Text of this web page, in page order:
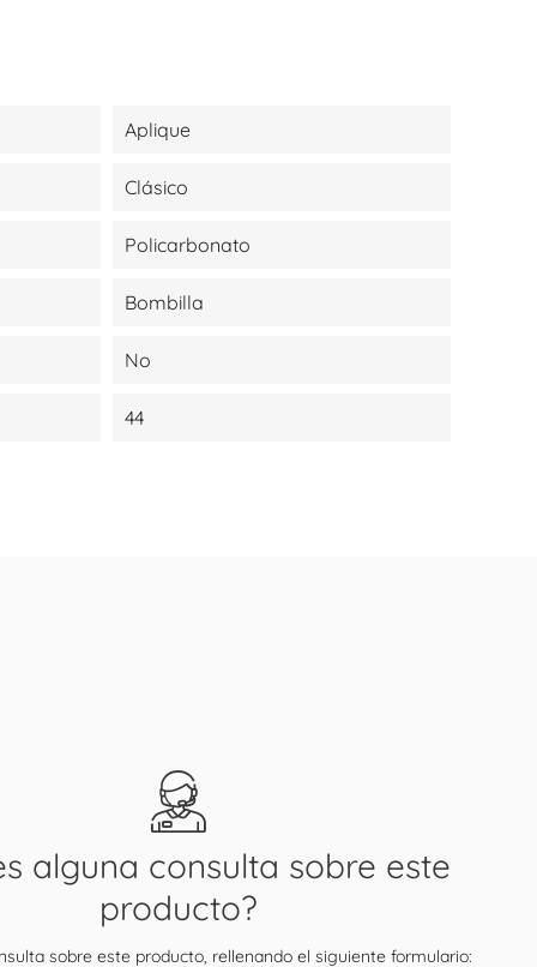
Aplique
Clásico
Policarbonato
Bombilla
No
44
alguna consulta sobre este
producto?
sobre este producto, rellenando el siguiente formulario: